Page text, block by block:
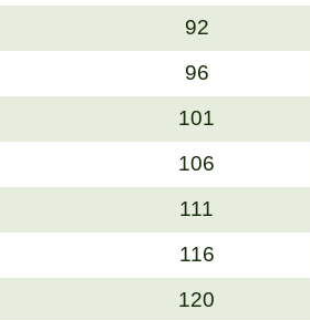
92
96
101
106
111
116
120